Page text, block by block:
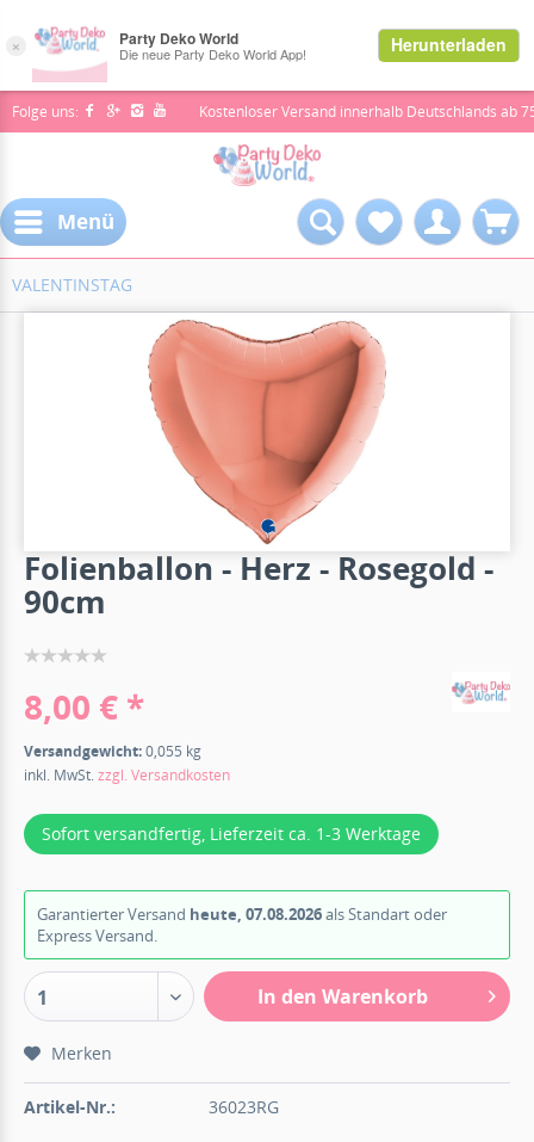
Folge uns: Kostenloser Versand innerhalb Deutschlands ab
Menü
VALENTINSTAG
Folienballon - Herz - Rosegold -
90cm
8,00 € *
Versandgewicht:0,055 kg
inkl. MwSt.zzgl. Versandkosten
Sofort versandfertig, Lieferzeit ca. 1-3 Werktage
Garantierter Versand heute, 07.08.2026als Standart oder
Express Versand.
1 In den Warenkorb
Merken
Artikel-Nr.: 36023RG